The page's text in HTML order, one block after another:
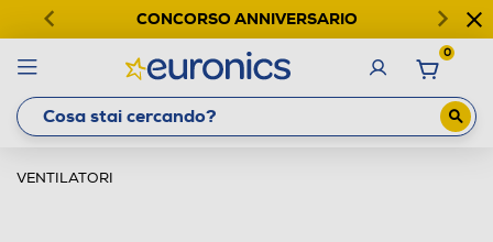
CONCORSO ANNIVERSARIO
0
VENTILATORI